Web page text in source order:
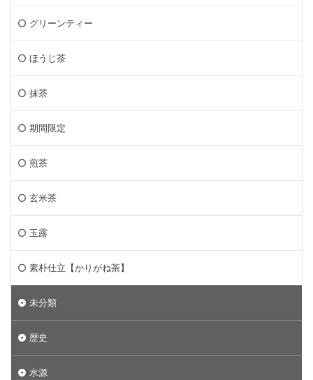
グリーンティー
ほうじ茶
抹茶
期間限定
煎茶
玄米茶
玉露
素朴仕立【かりがね茶】
未分類
歴史
水源